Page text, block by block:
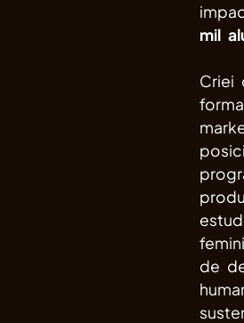
mil
Criei
de